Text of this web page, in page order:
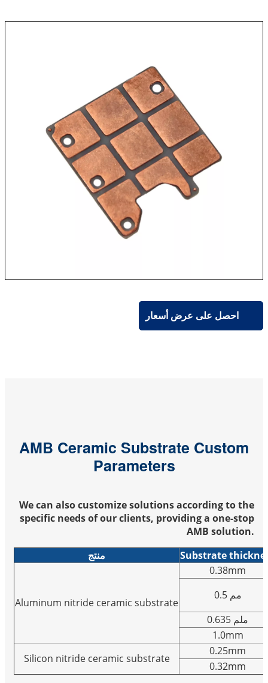
احصل على عرض أسعار
AMB Ceramic Substrate Custom
Parameters
We can also customize solutions according to the
specific needs of our clients, providing a one-stop
AMB solution.
منتج
Substrate
Aluminum nitride ceramic substrate
0.38mm
0.5 مم
0.635 ملم
1.0mm
Silicon nitride ceramic substrate
0.25mm
0.32mm